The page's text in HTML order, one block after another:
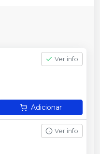
Ver info
Adicionar
Ver info